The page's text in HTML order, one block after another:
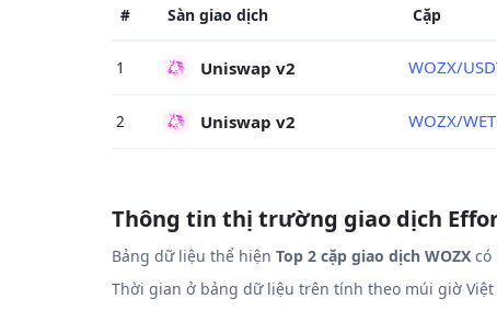
# Sàn giao dịch Cặp
1 Uniswap v2 WOZX/
2 Uniswap v2 WOZX/
Thông tin thị trường giao dịch
Bảng dữ liệu thể hiện Top 2 cặp giao dịch WOZX có
Thời gian ở bảng dữ liệu trên tính theo múi giờ